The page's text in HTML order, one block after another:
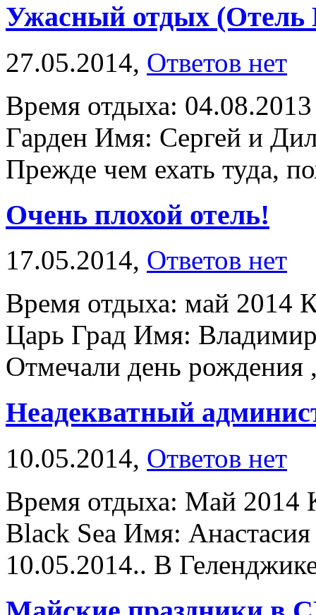
Ужасный отдых (Отель
27.05.2014, Ответов нет
Время отдыха:
Гарден Имя: Сергей и
Прежде чем ехать туда,
Очень плохой отель!
17.05.2014, Ответов нет
Время отдыха: май 2014
Царь Град Имя: Владимир
Отмечали день рождения
Неадекватный
10.05.2014, Ответов нет
Время отдыха: Май 2014
Black Sea Имя:
10.05.2014.. В